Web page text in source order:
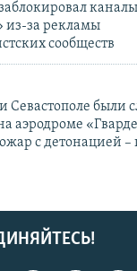
за рекламы
сообществ
Севастополе были
аэродроме
с детонацией –